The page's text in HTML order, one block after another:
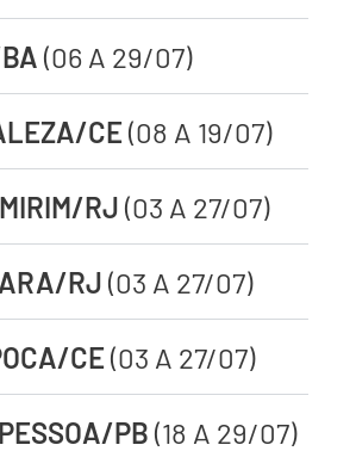
(06 A 29/07)
CE(08 A 19/07)
RJ (03 A 27/07)
RJ (03 A 27/07)
CE(03 A 27/07)
PB (18 A 29/07)